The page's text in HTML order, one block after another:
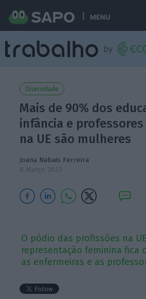
MENU
Diversidade
Mais de 90% dos
infância e
na UE são mulheres
Joana Nabais Ferreira
8 Março 2023
O pódio das profissões na
representação feminina fica
as enfermeiras e as